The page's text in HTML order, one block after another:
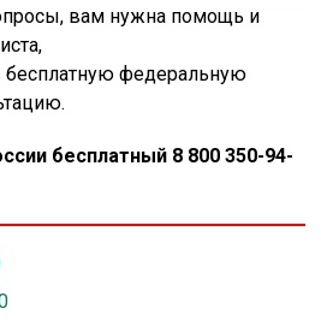
вам нужна помощь и
бесплатную федеральную
бесплатный 8 800 350-94-